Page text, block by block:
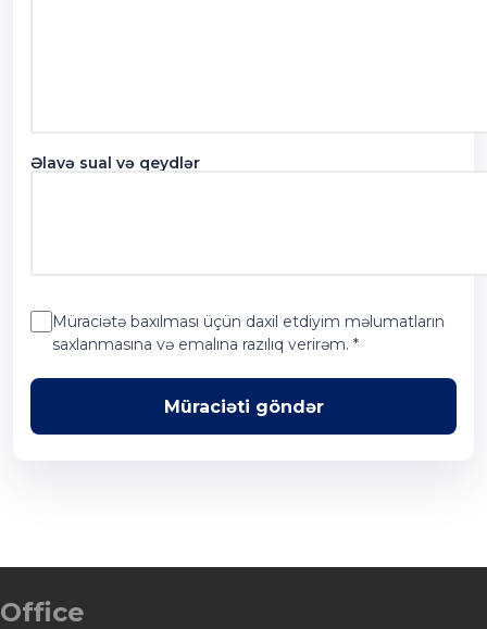
Əlavə sual və qeydlər
Müraciətə baxılması üçün daxil etdiyim məlumatların
saxlanmasına və emalına razılıq verirəm. *
Müraciəti göndər
Office